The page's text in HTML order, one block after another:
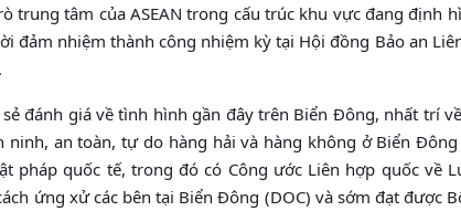
trung tâm của ASEAN trong cấu trúc khu vực đang định
đảm nhiệm thành công nhiệm kỳ tại Hội đồng Bảo an
đánh giá về tình hình gần đây trên Biển Đông, nhất trí
ninh, an toàn, tự do hàng hải và hàng không ở Biển
pháp quốc tế, trong đó có Công ước Liên hợp quốc về
ứng xử các bên tại Biển Đông (DOC) và sớm đạt được